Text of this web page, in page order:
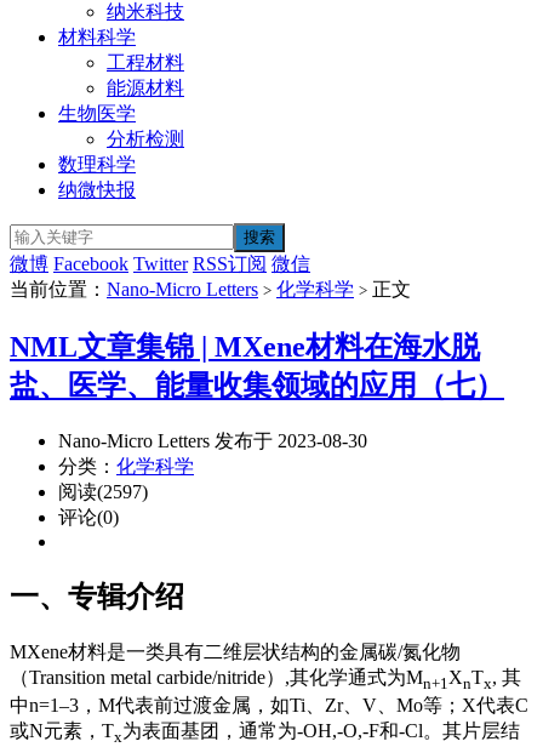
纳米科技
材料科学
工程材料
能源材料
生物医学
分析检测
数理科学
纳微快报
微博 Facebook Twitter RSS订阅 微信
当前位置： Nano-Micro Letters > 化学科学 > 正文
NML文章集锦 | MXene材料在海水脱
盐、医学、能量收集领域的应用（七）
Nano-Micro Letters 发布于 2023-08-30
分类： 化学科学
阅读(2597)
评论(0)
一、专辑介绍
MXene材料是一类具有二维层状结构的金属碳/氮化物
（Transition metal carbide/nitride）,其化学通式为Mn+1 XnTx, 其
中n=1–3，M代表前过渡金属，如Ti、Zr、V、Mo等；X代表C
或N元素，Tx为表面基团，通常为-OH,-O,-F和-Cl。其片层结